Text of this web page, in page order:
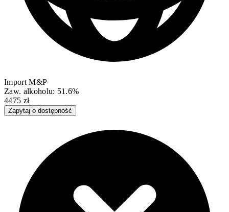
Import M&P
Zaw. alkoholu: 51.6%
4475 zł
Zapytaj o dostępność